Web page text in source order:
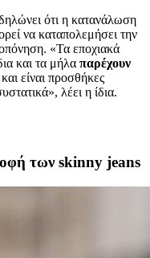
ότι η κατανάλωση
να καταπολεμήσει την
«Τα εποχιακά
και τα μήλα παρέχουν
και είναι προσθήκες
λέει η ίδια.
των skinny jeans